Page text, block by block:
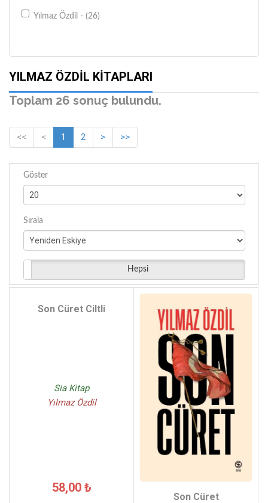
Yılmaz Özdil - (26)
YILMAZ ÖZDIL KITAPLARI
Toplam 26 sonuç bulundu.
<< < 1 2 > >>
Göster
Sırala
Hepsi
Son Cüret Ciltli
Sia Kitap
Yılmaz Özdil
58,00 ₺
Son Cüret